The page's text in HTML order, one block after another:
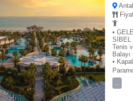
•
SİBEL
Tenis
•